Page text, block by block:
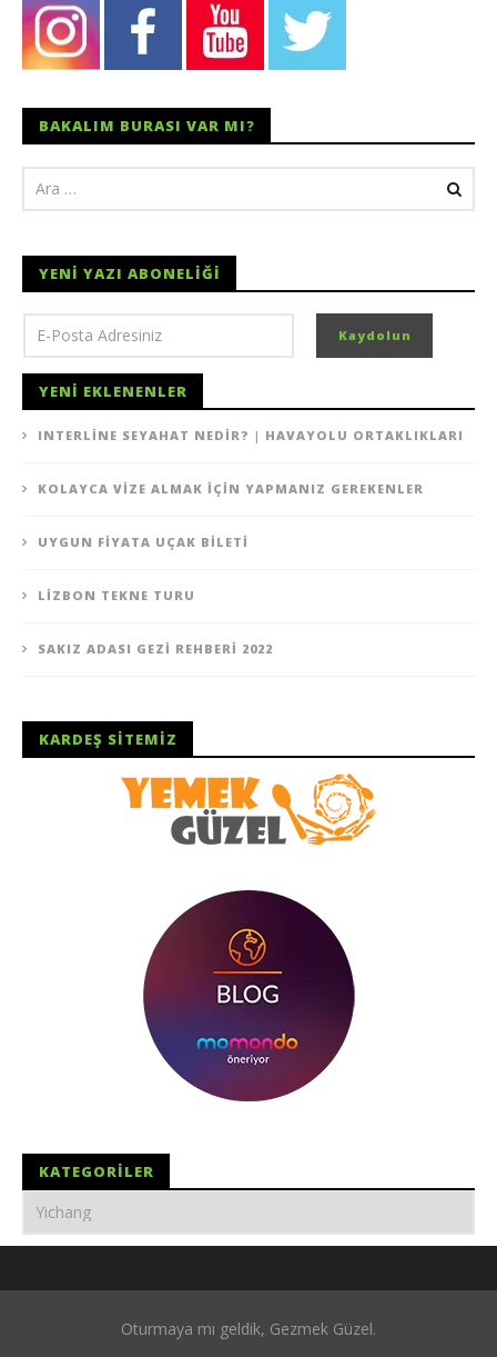
BAKALIM BURASI VAR MI?
YENI YAZI ABONELIĞI
YENI EKLENENLER
INTERLINE SEYAHAT NEDIR? | HAVAYOLU ORTAKLIKLARI
KOLAYCA VIZE ALMAK İÇIN YAPMANIZ GEREKENLER
UYGUN FIYATA UÇAK BILETI
LIZBON TEKNE TURU
SAKIZ ADASI GEZI REHBERI 2022
KARDEŞ SITEMIZ
KATEGORILER
Oturmaya mı geldik, Gezmek Güzel.